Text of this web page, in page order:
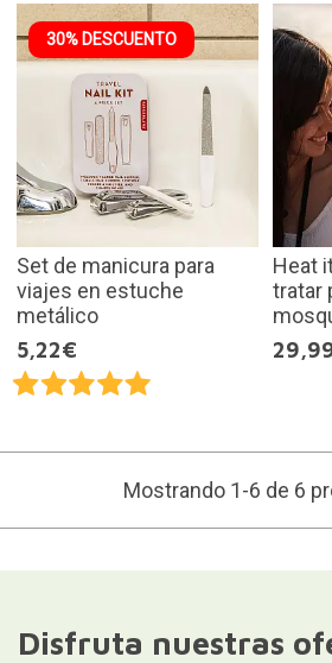
30% DESCUENTO
Set de manicura para
viajes en estuche
metálico
5,22€
Heat
tratar
Mostrando 1-6 de 6
Disfruta nuestras